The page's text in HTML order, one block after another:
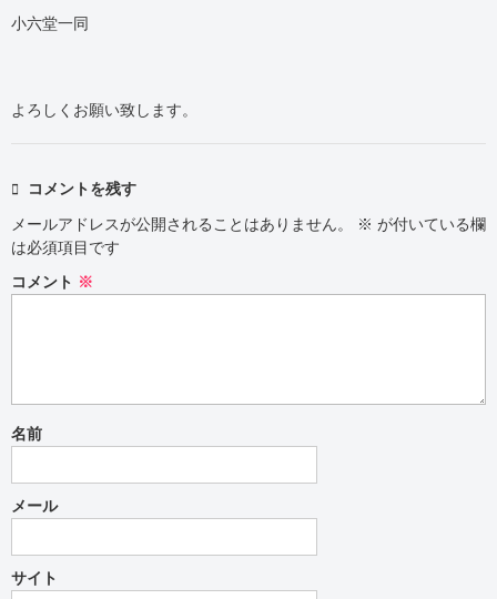
小六堂一同
よろしくお願い致します。
コメントを残す
メールアドレスが公開されることはありません。
※ が付いている欄
は必須項目です
コメント ※
名前
メール
サイト